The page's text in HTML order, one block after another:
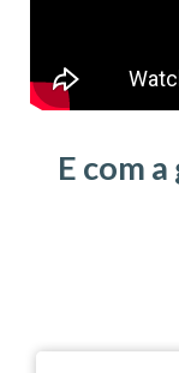
E com